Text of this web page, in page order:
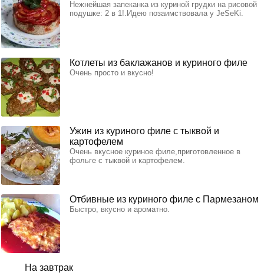
На завтрак
Нежнейшая запеканка из куриной грудки на рисовой
подушке: 2 в 1!.Идею позаимствовала у JeSeKi.
Котлеты из баклажанов и куриного филе
Очень просто и вкусно!
Ужин из куриного филе с тыквой и
картофелем
Очень вкусное куриное филе,приготовленное в
фольге с тыквой и картофелем.
Отбивные из куриного филе с Пармезаном
Быстро, вкусно и ароматно.